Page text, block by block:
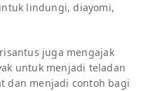
lindungi, diayomi,
juga mengajak
untuk menjadi teladan
dan menjadi contoh bagi